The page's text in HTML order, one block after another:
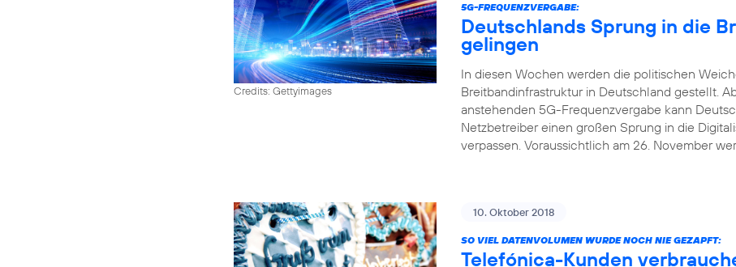
Credits: Gettyimages
5G-FREQUENZVERGABE:
Deutschlands Sprung in die
gelingen
In diesen Wochen werden die politischen
Breitbandinfrastruktur in Deutschland gestellt.
anstehenden 5G-Frequenzvergabe kann
Netzbetreiber einen großen Sprung in die
verpassen. Voraussichtlich am 26. November
10. Oktober 2018
SO VIEL DATENVOLUMEN WURDE NOCH NIE GEZAPFT:
Telefónica-Kunden